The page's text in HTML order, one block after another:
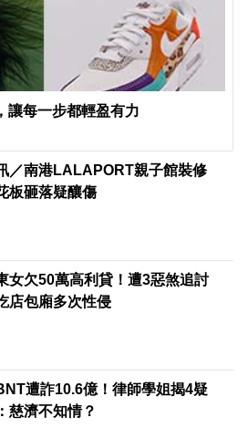
讓每一步都輕盈有力
／南港LALAPORT親子館裝修
板砸落疑釀傷
女欠50萬高利貸！遭3惡煞追討
店包廂多次性侵
遭詐10.6億！律師學姐揭4疑
慈濟不知情？